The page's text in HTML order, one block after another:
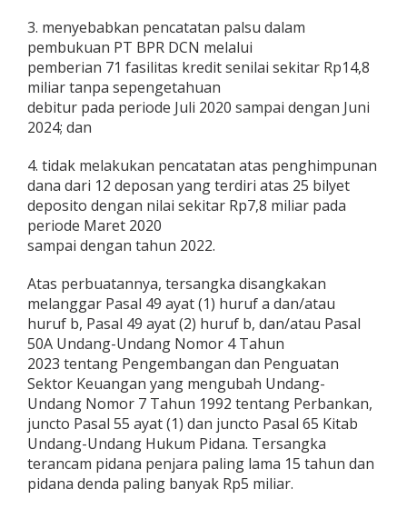
3. menyebabkan pencatatan palsu dalam
pembukuan PT BPR DCN melalui
pemberian 71 fasilitas kredit senilai sekitar Rp14,8
miliar tanpa sepengetahuan
debitur pada periode Juli 2020 sampai dengan Juni
2024; dan
4. tidak melakukan pencatatan atas penghimpunan
dana dari 12 deposan yang terdiri atas 25 bilyet
deposito dengan nilai sekitar Rp7,8 miliar pada
periode Maret 2020
sampai dengan tahun 2022.
Atas perbuatannya, tersangka disangkakan
melanggar Pasal 49 ayat (1) huruf a dan/atau
huruf b, Pasal 49 ayat (2) huruf b, dan/atau Pasal
50A Undang-Undang Nomor 4 Tahun
2023 tentang Pengembangan dan Penguatan
Sektor Keuangan yang mengubah Undang-
Undang Nomor 7 Tahun 1992 tentang Perbankan,
juncto Pasal 55 ayat (1) dan juncto Pasal 65 Kitab
Undang-Undang Hukum Pidana. Tersangka
terancam pidana penjara paling lama 15 tahun dan
pidana denda paling banyak Rp5 miliar.